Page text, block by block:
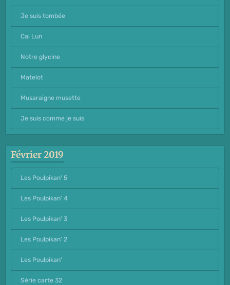
Je suis tombée
Cai Lun
Notre glycine
Matelot
Musaraigne musette
Je suis comme je suis
Février 2019
Les Poulpikan' 5
Les Poulpikan' 4
Les Poulpikan' 3
Les Poulpikan' 2
Les Poulpikan'
Série carte 32